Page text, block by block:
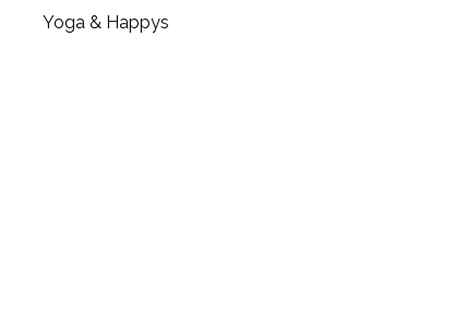
Yoga & Happys